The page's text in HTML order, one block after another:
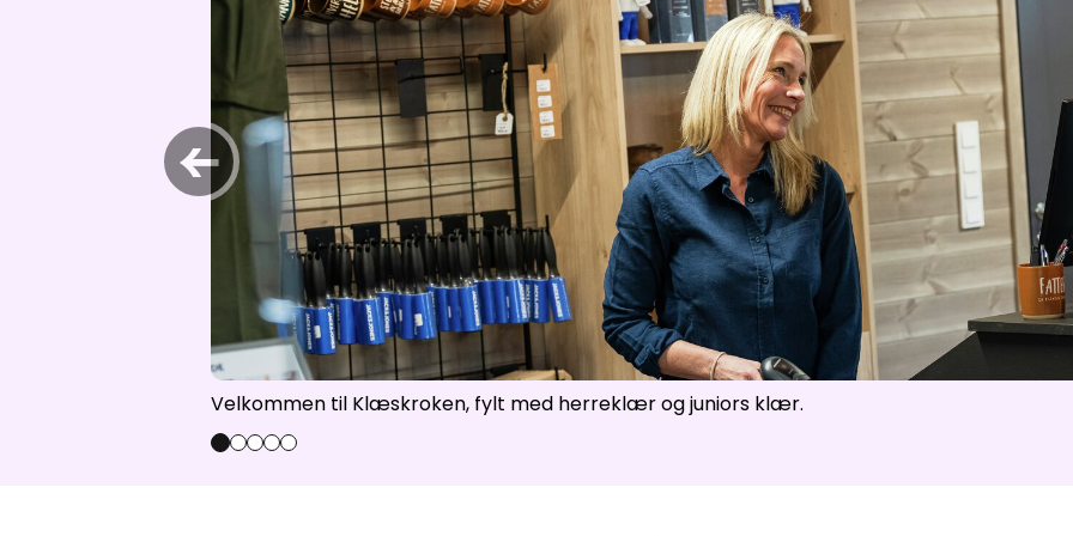
Åpne heiser / Åpne løyper:0/70
Vær- og føredata er levert avfnugg,Yr, Meteorologisk institutt og NRK
←
Velkommen til Klæskroken, fylt med herreklær og juniors klær.
0 1 2 3 4